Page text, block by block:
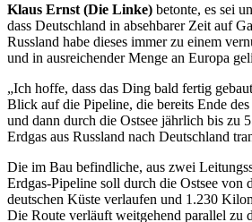
Klaus Ernst (Die Linke) betonte, es sei
dass Deutschland in absehbarer Zeit auf
Russland habe dieses immer zu einem
und in ausreichender Menge an Europa
„Ich hoffe, dass das Ding bald fertig
Blick auf die Pipeline, die bereits Ende
und dann durch die Ostsee jährlich bis zu
Erdgas aus Russland nach Deutschland
Die im Bau befindliche, aus zwei
Erdgas-Pipeline soll durch die Ostsee von
deutschen Küste verlaufen und 1.230
Die Route verläuft weitgehend parallel zu